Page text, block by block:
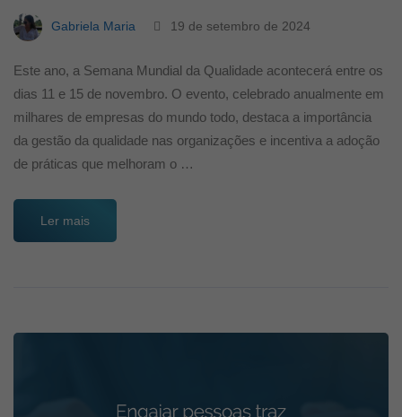
Gabriela Maria 19 de setembro de 2024
Este ano, a Semana Mundial da Qualidade acontecerá entre os
dias 11 e 15 de novembro. O evento, celebrado anualmente em
milhares de empresas do mundo todo, destaca a importância
da gestão da qualidade nas organizações e incentiva a adoção
de práticas que melhoram o …
Ler mais